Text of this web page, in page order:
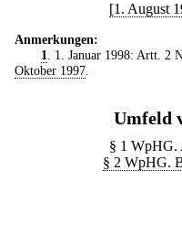
[1. August
Anmerkungen:
1. 1. Januar 1998: Artt. 2
Oktober 1997.
Umfeld
§ 1 WpHG.
§ 2 WpHG.